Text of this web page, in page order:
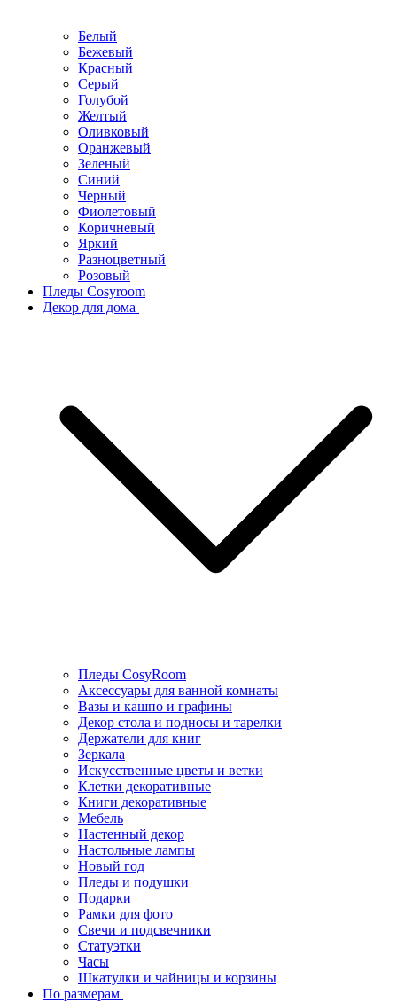
Белый
Бежевый
Красный
Серый
Голубой
Желтый
Оливковый
Оранжевый
Зеленый
Синий
Черный
Фиолетовый
Коричневый
Яркий
Разноцветный
Розовый
Пледы Cosyroom
Декор для дома
Пледы CosyRoom
Аксессуары для ванной комнаты
Вазы и кашпо и графины
Декор стола и подносы и тарелки
Держатели для книг
Зеркала
Искусcтвенные цветы и ветки
Клетки декоративные
Книги декоративные
Мебель
Настенный декор
Настольные лампы
Новый год
Пледы и подушки
Подарки
Рамки для фото
Свечи и подсвечники
Статуэтки
Часы
Шкатулки и чайницы и корзины
По размерам